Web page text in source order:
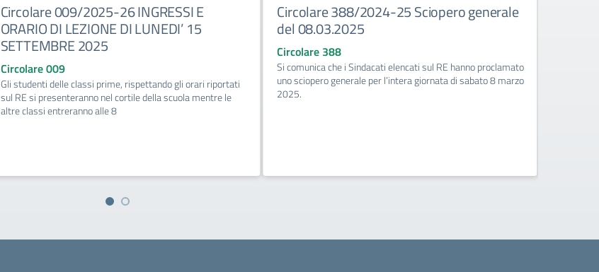
Circolare 009/2025-26 INGRESSI E
ORARIO DI LEZIONE DI LUNEDI’ 15
SETTEMBRE 2025
Circolare 009
Gli studenti delle classi prime, rispettando gli orari riportati
sul RE si presenteranno nel cortile della scuola mentre le
altre classi entreranno alle 8
Circolare 388/2024-25 Sciopero generale
del 08.03.2025
Circolare 388
Si comunica che i Sindacati elencati sul RE hanno proclamato
uno sciopero generale per l’intera giornata di sabato 8 marzo
2025.